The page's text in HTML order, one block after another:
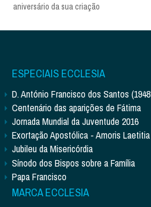
aniversário da sua criação
ESPECIAIS ECCLESIA
D. António Francisco dos Santos
Centenário das aparições de Fátima
Jornada Mundial da Juventude 2016
Exortação Apostólica - Amoris Laetitia
Jubileu da Misericórdia
Sínodo dos Bispos sobre a Família
Papa Francisco
MARCA ECCLESIA